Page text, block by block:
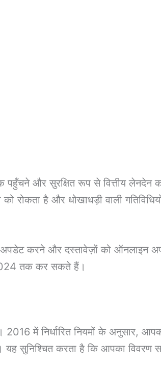
पहुँचने और सुरक्षित रूप से वित्तीय लेनदेन
है और धोखाधड़ी वाली
अपडेट करने और दस्तावेज़ों को ऑनलाइन
तक कर सकते हैं।
में निर्धारित नियमों के अनुसार,
यह सुनिश्चित करता है कि आपका विवरण